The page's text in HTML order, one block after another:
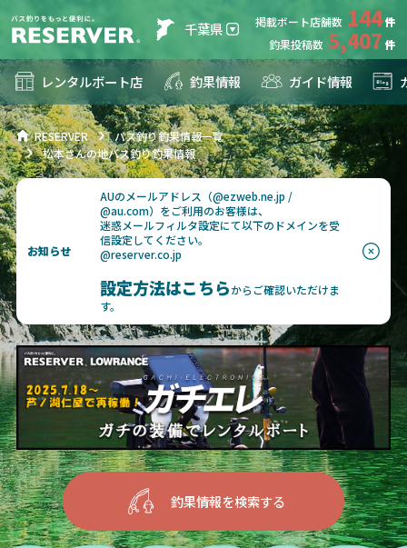
千葉県 掲載ボート店舗数 144
釣果投稿数 5,407
レンタルボート店 釣果情報 ガイド情報
RESERVER
バス釣り釣果情報一覧
松本さんの地バス釣り釣果情報
お知らせ
AUのメールアドレス（@ezweb.ne.jp /
@au.com）をご利用のお客様は、
迷惑メールフィルタ設定にて以下のドメインを受
信設定してください。
@reserver.co.jp
設定方法はこちらからご確認いただけま
す。
釣果情報を検索する